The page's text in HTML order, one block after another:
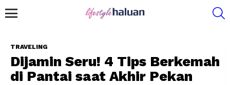
TRAVELING
Dijamin Seru! 4 Tips Berkemah
di Pantai saat Akhir Pekan